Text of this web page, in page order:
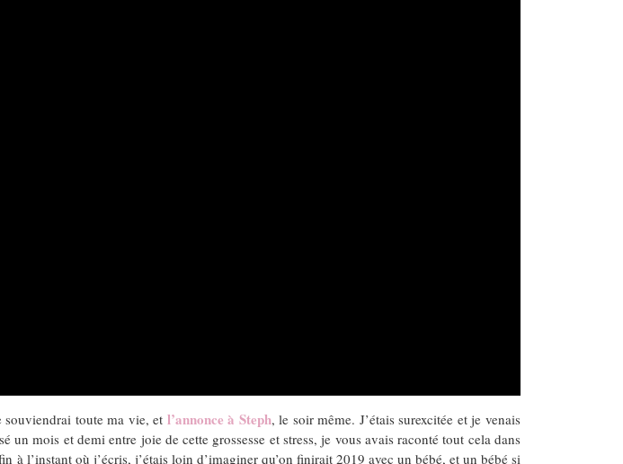
toute ma vie, et l’annonce à Steph, le soir même. J’étais surexcitée et je venais
mois et demi entre joie de cette grossesse et stress, je vous avais raconté tout cela dans
l’instant où j’écris, j’étais loin d’imaginer qu’on finirait 2019 avec un bébé, et un bébé si